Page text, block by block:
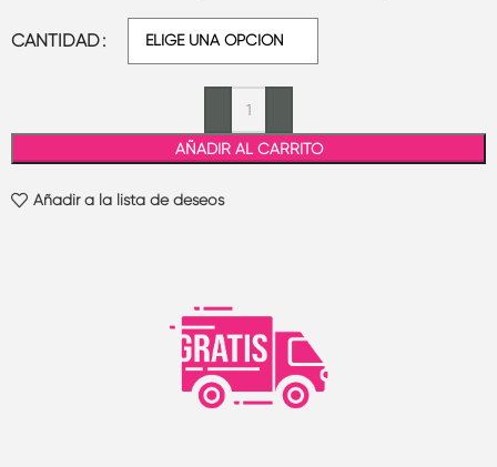
CANTIDAD
AÑADIR AL CARRITO
Añadir a la lista de deseos